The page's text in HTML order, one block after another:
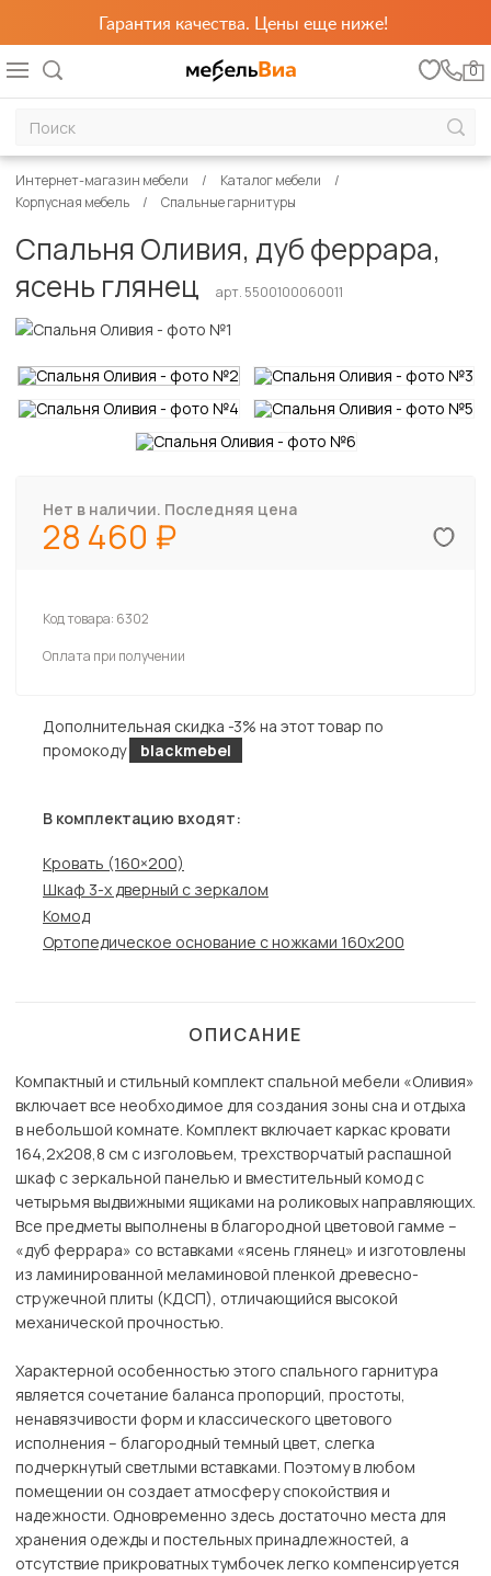
Гарантия качества. Цены еще ниже!
0
Интернет-магазин мебели
Каталог мебели
Корпусная мебель
Спальные гарнитуры
Спальня Оливия, дуб феррара,
ясень глянец
арт. 5500100060011
Нет в наличии. Последняя цена
28 460
Код товара: 6302
Оплата при получении
Дополнительная скидка -3% на этот товар по
промокоду
blackmebel
В комплектацию входят:
Кровать (160×200)
Шкаф 3-х дверный с зеркалом
Комод
Ортопедическое основание с ножками 160х200
ОПИСАНИЕ
Компактный и стильный комплект спальной мебели «Оливия»
включает все необходимое для создания зоны сна и отдыха
в небольшой комнате. Комплект включает каркас кровати
164,2х208,8 cм с изголовьем, трехстворчатый распашной
шкаф с зеркальной панелью и вместительный комод с
четырьмя выдвижными ящиками на роликовых направляющих.
Все предметы выполнены в благородной цветовой гамме –
«дуб феррара» со вставками «ясень глянец» и изготовлены
из ламинированной меламиновой пленкой древесно-
стружечной плиты (КДСП), отличающийся высокой
механической прочностью.
Характерной особенностью этого спального гарнитура
является сочетание баланса пропорций, простоты,
ненавязчивости форм и классического цветового
исполнения – благородный темный цвет, слегка
подчеркнутый светлыми вставками. Поэтому в любом
помещении он создает атмосферу спокойствия и
надежности. Одновременно здесь достаточно места для
хранения одежды и постельных принадлежностей, а
отсутствие прикроватных тумбочек легко компенсируется